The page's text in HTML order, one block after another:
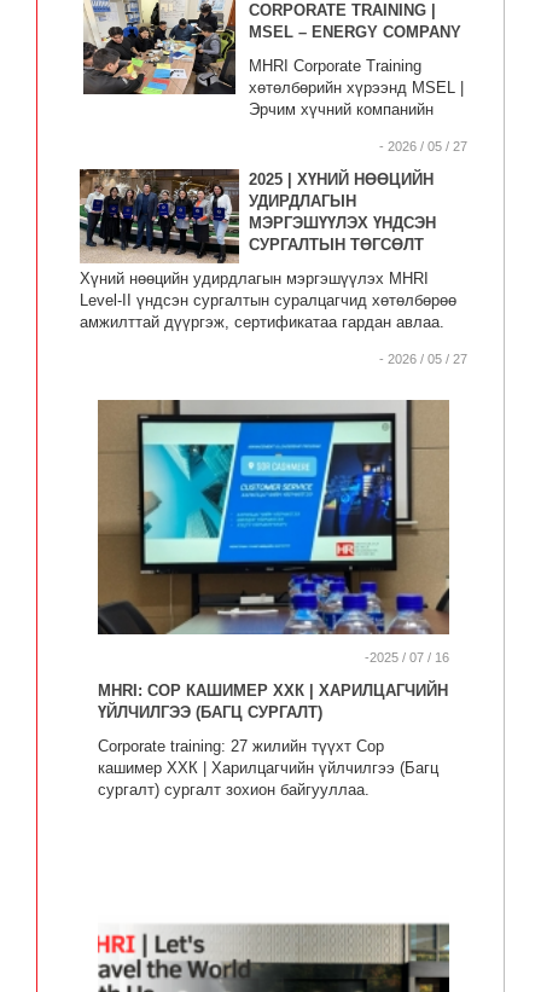
CORPORATE TRAINING |
MSEL – ENERGY COMPANY
MHRI Corporate Training
хөтөлбөрийн хүрээнд MSEL |
Эрчим хүчний компанийн
“Харилцаа, хандлагын багц
сургалт” зохион байгууллаа.
- 2026 / 05 / 27
2025 | ХҮНИЙ НӨӨЦИЙН
УДИРДЛАГЫН
МЭРГЭШҮҮЛЭХ ҮНДСЭН
СУРГАЛТЫН ТӨГСӨЛТ
Хүний нөөцийн удирдлагын мэргэшүүлэх MHRI
Level-II үндсэн сургалтын суралцагчид хөтөлбөрөө
амжилттай дүүргэж, сертификатаа гардан авлаа.
- 2026 / 05 / 27
-2025 / 07 / 16
MHRI: СОР КАШИМЕР ХХК | ХАРИЛЦАГЧИЙН
ҮЙЛЧИЛГЭЭ (БАГЦ СУРГАЛТ)
Corporate training: 27 жилийн түүхт Сор
кашимер ХХК | Харилцагчийн үйлчилгээ (Багц
сургалт) сургалт зохион байгууллаа.